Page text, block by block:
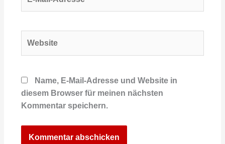
Mail-
Name, E-Mail-Adresse und Website in
diesem Browser für meinen nächsten
Kommentar speichern.